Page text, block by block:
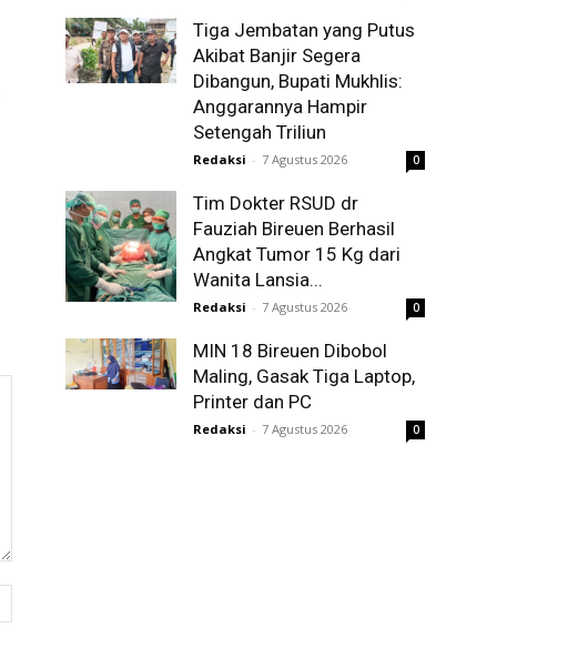
Tiga Jembatan yang Putus
Akibat Banjir Segera
Dibangun, Bupati Mukhlis:
Anggarannya Hampir
Setengah Triliun
Redaksi - 7 Agustus 2026 0
Tim Dokter RSUD dr
Fauziah Bireuen Berhasil
Angkat Tumor 15 Kg dari
Wanita Lansia...
Redaksi - 7 Agustus 2026 0
MIN 18 Bireuen Dibobol
Maling, Gasak Tiga Laptop,
Printer dan PC
Redaksi - 7 Agustus 2026 0